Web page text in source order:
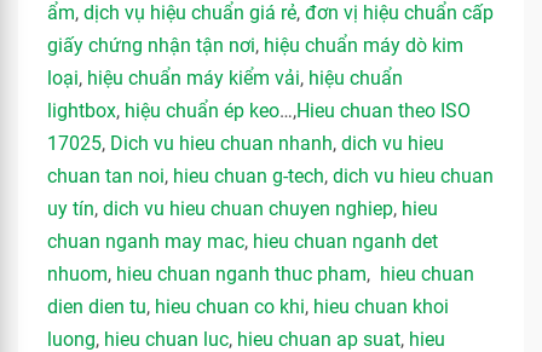
ẩm, dịch vụ hiệu chuẩn giá rẻ, đơn vị hiệu chuẩn cấp
giấy chứng nhận tận nơi, hiệu chuẩn máy dò kim
loại, hiệu chuẩn máy kiểm vải, hiệu chuẩn
lightbox, hiệu chuẩn ép keo…,Hieu chuan theo ISO
17025, Dich vu hieu chuan nhanh, dich vu hieu
chuan tan noi, hieu chuan g-tech, dich vu hieu chuan
uy tín, dich vu hieu chuan chuyen nghiep, hieu
chuan nganh may mac, hieu chuan nganh det
nhuom, hieu chuan nganh thuc pham, hieu chuan
dien dien tu, hieu chuan co khi, hieu chuan khoi
luong, hieu chuan luc, hieu chuan ap suat, hieu